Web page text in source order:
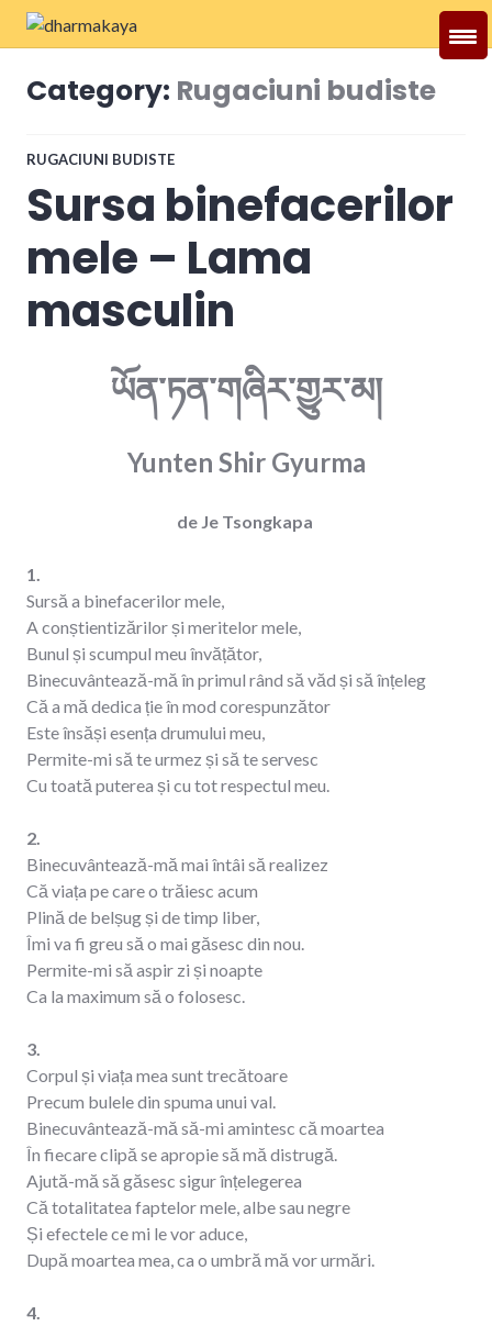
Skip
Category: Rugaciuni budiste
RUGACIUNI BUDISTE
Sursa binefacerilor
mele – Lama
masculin
ཡོན་ཏན་གཞིར་གྱུར་མ།
Yunten Shir Gyurma
de Je Tsongkapa
1.
Sursă a binefacerilor mele,
A conștientizărilor și meritelor mele,
Bunul și scumpul meu învățător,
Binecuvântează-mă în primul rând să văd și să înțeleg
Că a mă dedica ție în mod corespunzător
Este însăși esența drumului meu,
Permite-mi să te urmez și să te servesc
Cu toată puterea și cu tot respectul meu.
2.
Binecuvântează-mă mai întâi să realizez
Că viața pe care o trăiesc acum
Plină de belșug și de timp liber,
Îmi va fi greu să o mai găsesc din nou.
Permite-mi să aspir zi și noapte
Ca la maximum să o folosesc.
3.
Corpul și viața mea sunt trecătoare
Precum bulele din spuma unui val.
Binecuvântează-mă să-mi amintesc că moartea
În fiecare clipă se apropie să mă distrugă.
Ajută-mă să găsesc sigur înțelegerea
Că totalitatea faptelor mele, albe sau negre
Și efectele ce mi le vor aduce,
După moartea mea, ca o umbră mă vor urmări.
4.